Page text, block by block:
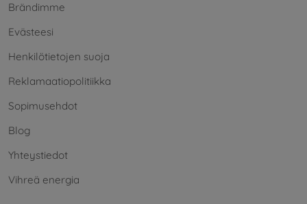
Brändimme
Evästeesi
Henkilötietojen suoja
Reklamaatiopolitiikka
Sopimusehdot
Blog
Yhteystiedot
Vihreä energia